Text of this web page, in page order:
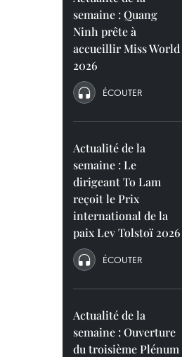
semaine : Quang
Ninh prête à
accueillir Miss World
2026
ÉCOUTER
Actualité de la
semaine : Le
dirigeant To Lam
reçoit le Prix
international de la
paix Lev Tolstoï 2026
ÉCOUTER
Actualité de la
semaine : Ouverture
du troisième Plénum